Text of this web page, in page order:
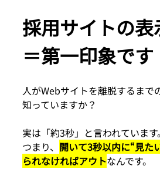
採用サイトの
＝第一印象です
人がWebサイトを離脱するまで
知っていますか？
実は「約3秒」と言われています。
つまり、 開いて3秒以内に“見た
られなければアウトなんです。